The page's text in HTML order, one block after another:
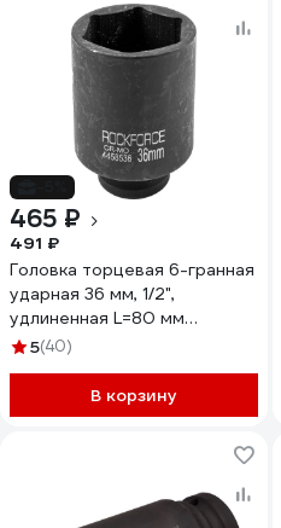
465 ₽
491 ₽
Головка торцевая 6-гранная
ударная 36 мм, 1/2",
удлиненная L=80 мм
ROCKFORCE RF-
5(40)
В корзину